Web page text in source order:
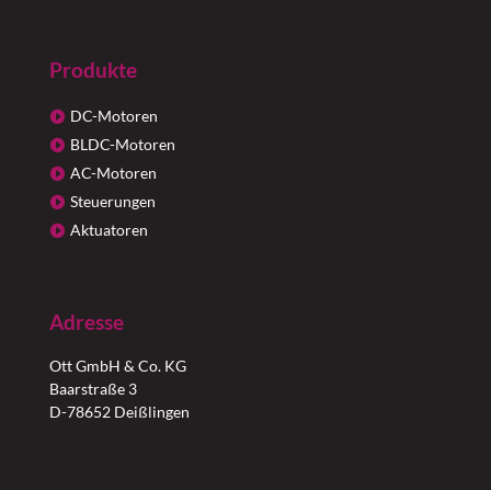
Produkte
DC-Motoren
BLDC-Motoren
AC-Motoren
Steuerungen
Aktuatoren
Adresse
Ott GmbH & Co. KG
Baarstraße 3
D-78652 Deißlingen